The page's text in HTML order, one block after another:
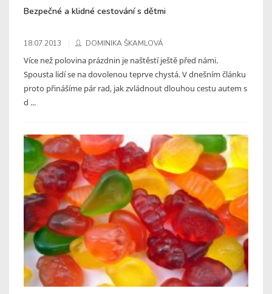
Bezpečné a klidné cestování s dětmi
18.07.2013 DOMINIKA ŠKAMLOVÁ
Více než polovina prázdnin je naštěstí ještě před námi.
Spousta lidí se na dovolenou teprve chystá. V dnešním článku
proto přinášíme pár rad, jak zvládnout dlouhou cestu autem s
d ...